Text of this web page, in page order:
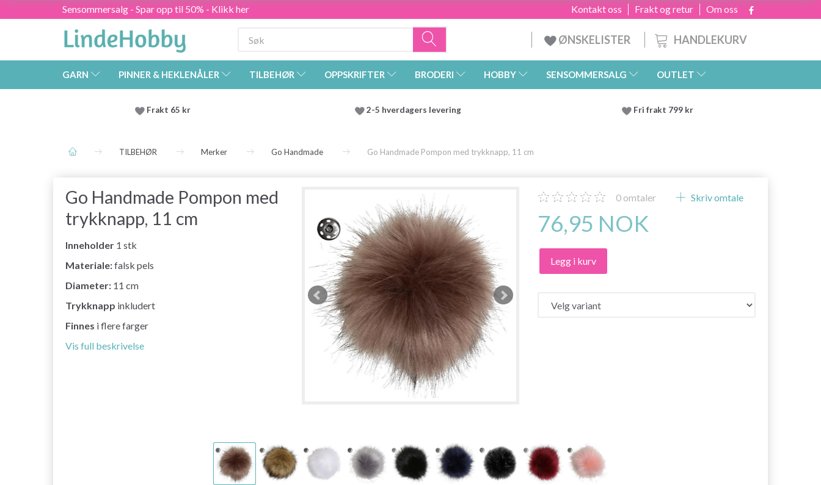
Sensommersalg - Spar opp til 50% - Klikk her Om oss
Frakt og retur
Kontakt oss
HANDLEKURV
ØNSKELISTER
GARN PINNER & HEKLENÅLER TILBEHØR OPPSKRIFTER BRODERI HOBBY SENSOMMERSALG OUTLET
Frakt 65 kr 2-5 hverdagers levering Fri frakt 799 kr
TILBEHØR Merker Go Handmade Go Handmade Pompon med trykknapp, 11 cm
Go Handmade Pompon med
trykknapp, 11 cm
Inneholder 1 stk
Materiale:falsk pels
Diameter: 11 cm
Trykknapp inkludert
Finnes i flere farger
Vis full beskrivelse
0 omtaler Skriv omtale
76,95 NOK
Legg i kurv